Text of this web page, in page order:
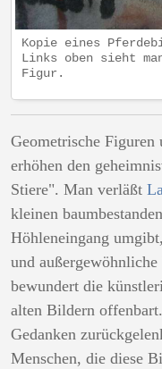
Kopie eines
Links oben sieht
Figur.
Geometrische Figuren
erhöhen den
Stiere". Man verläßt
kleinen
Höhleneingang
und
bewundert die
alten Bildern
Gedanken
Menschen, die diese